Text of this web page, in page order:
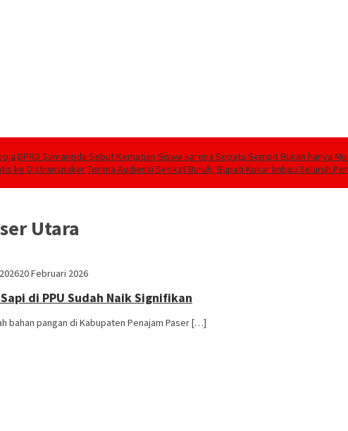
DPRD Samarinda Sebut Kematian Siswa karena Sepatu Sempit Bukan hanya
ke DistransnakerTerima Audiensi Serikat Buruh, Bupati Kukar Imbau Seluruh
Utara
20 Februari 2026
di PPU Sudah Naik Signifikan
bahan pangan di Kabupaten Penajam Paser […]